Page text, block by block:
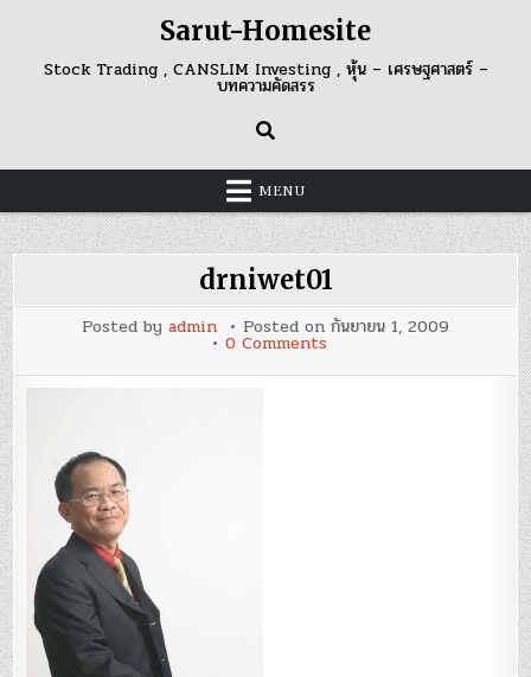
content
Sarut-Homesite
Stock Trading , CANSLIM Investing , หุ้น – เศรษฐศาสตร์ –
บทความคัดสรร
MENU
drniwet01
Posted by admin Posted on กันยายน 1, 2009
0 Commentson